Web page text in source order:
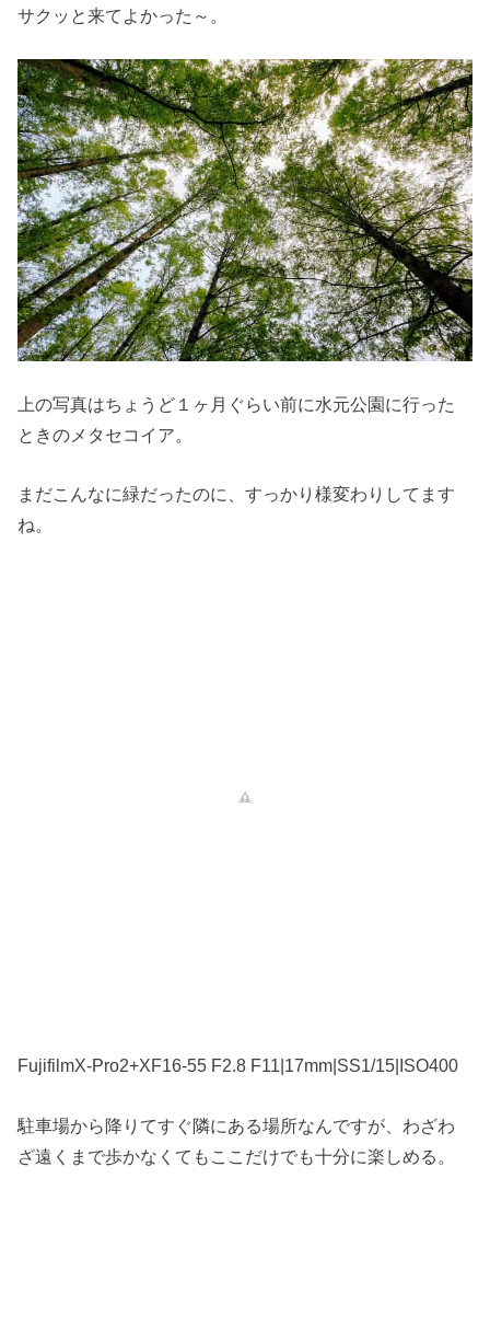
サクッと来てよかった～。
上の写真はちょうど１ヶ月ぐらい前に水元公園に行った
ときのメタセコイア。
まだこんなに緑だったのに、すっかり様変わりしてます
ね。
FujifilmX-Pro2+XF16-55 F2.8 F11|17mm|SS1/15|ISO400
駐車場から降りてすぐ隣にある場所なんですが、わざわ
ざ遠くまで歩かなくてもここだけでも十分に楽しめる。